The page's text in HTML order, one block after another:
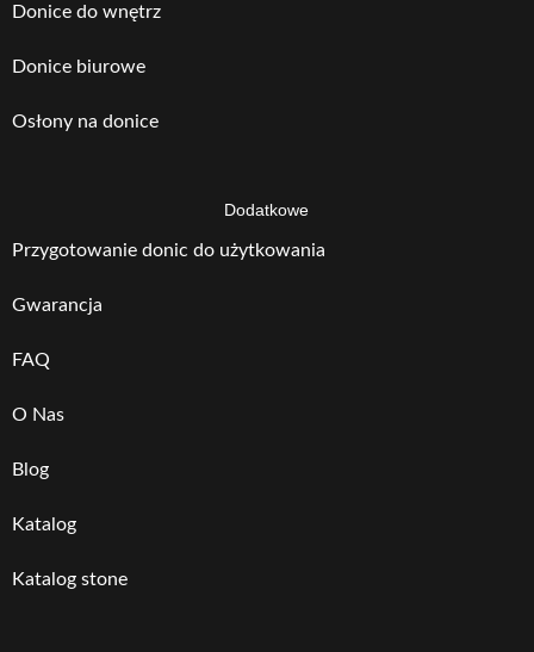
Donice do wnętrz
Donice biurowe
Osłony na donice
Dodatkowe
Przygotowanie donic do użytkowania
Gwarancja
FAQ
O Nas
Blog
Katalog
Katalog stone